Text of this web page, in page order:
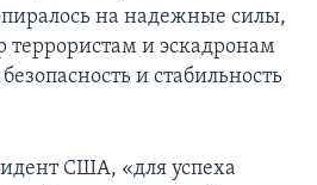
на надежные силы,
террористам и эскадронам
и стабильность
США, «для успеха